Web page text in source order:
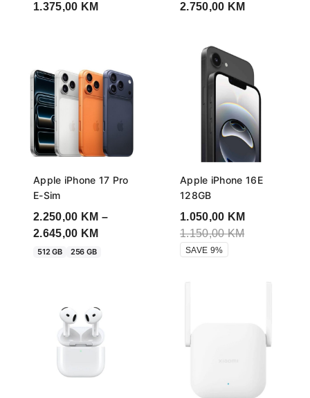
1.375,00 KM
2.750,00 KM
Apple iPhone 17 Pro
E-Sim
2.250,00 KM –
2.645,00 KMPrice
512 GB 256 GB
Apple iPhone 16E
128GB
1.050,00 KM
1.150,00KM
SAVE 9%